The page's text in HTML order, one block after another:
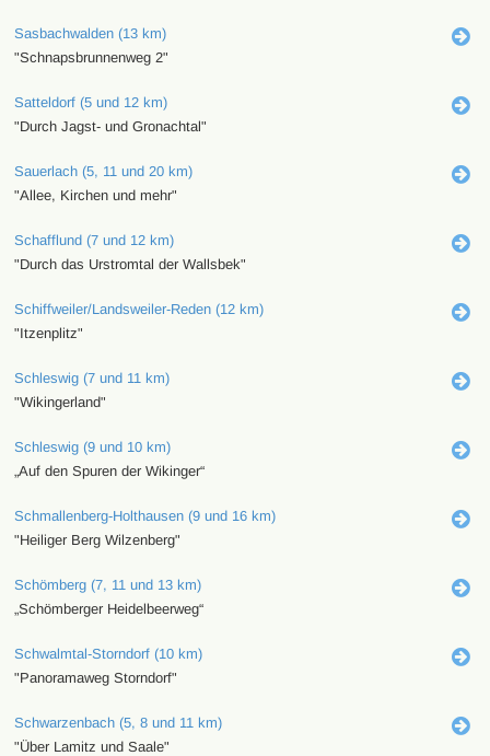
Sasbachwalden (13 km)
"Schnapsbrunnenweg 2"
Satteldorf (5 und 12 km)
"Durch Jagst- und Gronachtal"
Sauerlach (5, 11 und 20 km)
"Allee, Kirchen und mehr"
Schafflund (7 und 12 km)
"Durch das Urstromtal der Wallsbek"
Schiffweiler/Landsweiler-Reden (12 km)
"Itzenplitz"
Schleswig (7 und 11 km)
"Wikingerland"
Schleswig (9 und 10 km)
„Auf den Spuren der Wikinger“
Schmallenberg-Holthausen (9 und 16 km)
"Heiliger Berg Wilzenberg"
Schömberg (7, 11 und 13 km)
„Schömberger Heidelbeerweg“
Schwalmtal-Storndorf (10 km)
"Panoramaweg Storndorf"
Schwarzenbach (5, 8 und 11 km)
"Über Lamitz und Saale"